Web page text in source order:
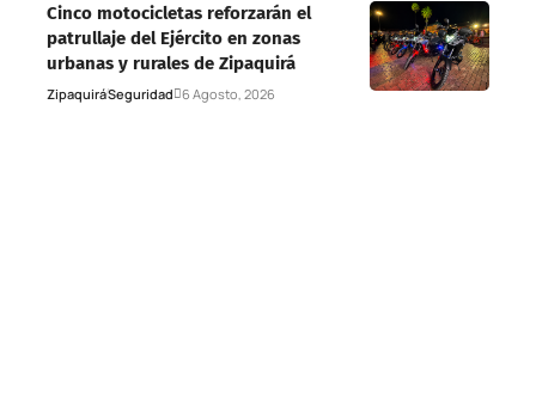
Cinco motocicletas reforzarán el
patrullaje del Ejército en zonas
urbanas y rurales de Zipaquirá
ZipaquiráSeguridad 6 Agosto, 2026